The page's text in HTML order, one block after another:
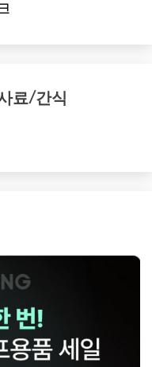
료/간식